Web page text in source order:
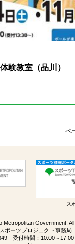
験教室（品川）
ス
Government.
ポーツプロジェクト事務局
受付時間：10:00～17:00